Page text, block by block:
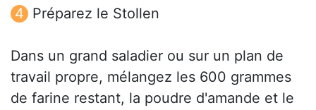
Préparez le Stollen
Dans un grand saladier ou sur un plan de
travail propre, mélangez les 600 grammes
de farine restant, la poudre d'amande et le